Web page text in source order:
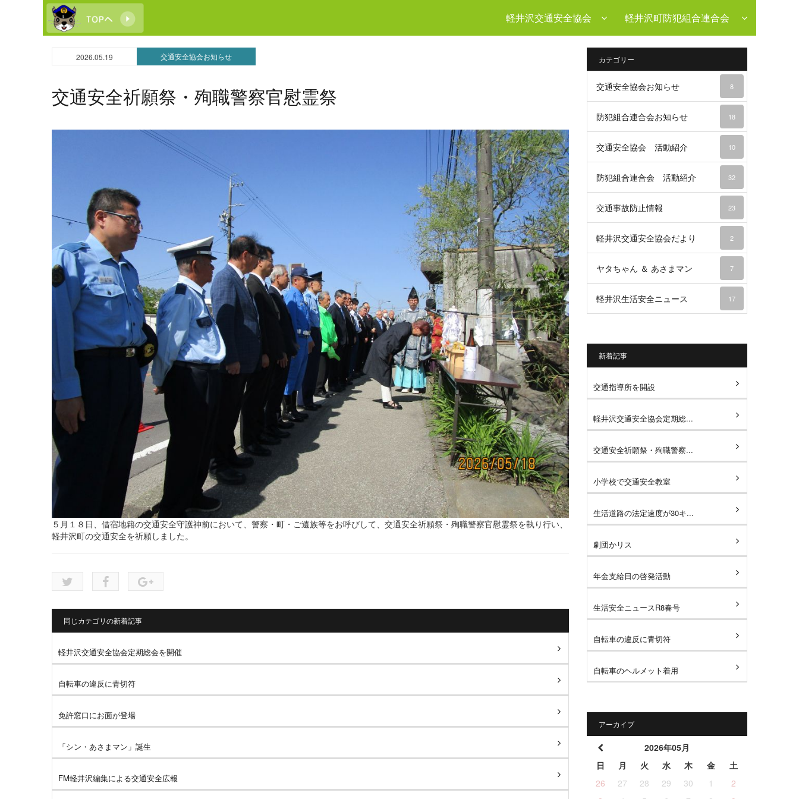
軽井沢交通安全協会 軽井沢町防犯組合連合会
2026.05.19 交通安全協会お知らせ
交通安全祈願祭・殉職警察官慰霊祭
５月１８日、借宿地籍の交通安全守護神前において、警察・町・ご遺族等をお呼びして、交通安全祈願祭・殉職警察官慰霊祭を執り行い、
軽井沢町の交通安全を祈願しました。
同じカテゴリの新着記事
軽井沢交通安全協会定期総会を開催
自転車の違反に青切符
免許窓口にお面が登場
「シン・あさまマン」誕生
FM軽井沢編集による交通安全広報
カテゴリー
交通安全協会お知らせ 8
防犯組合連合会お知らせ 18
交通安全協会 活動紹介 10
防犯組合連合会 活動紹介 32
交通事故防止情報 23
軽井沢交通安全協会だより 2
ヤタちゃん ＆ あさまマン 7
軽井沢生活安全ニュース 17
新着記事
交通指導所を開設
軽井沢交通安全協会定期総...
交通安全祈願祭・殉職警察...
小学校で交通安全教室
生活道路の法定速度が30キ...
劇団かリス
年金支給日の啓発活動
生活安全ニュースR8春号
自転車の違反に青切符
自転車のヘルメット着用
アーカイブ
2026年05月
日
月 火 水 木 金
土
26
27 28 29 30 1
2